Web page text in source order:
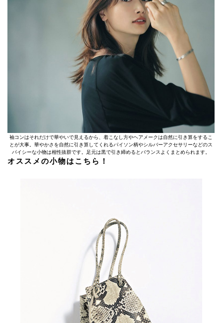
袖コンはそれだけで華やいで見えるから、着こなし方やヘアメークは自然に引き算をするこ
とが大事。華やかさを自然に引き算してくれるパイソン柄やシルバーアクセサリーなどのス
パイシーな小物は相性抜群です。足元は黒で引き締めるとバランスよくまとめられます。
オススメの小物はこちら！